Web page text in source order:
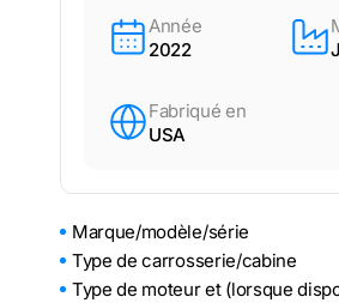
Année
2022
Fabriqué en
USA
Marque/modèle/série
Type de carrosserie/cabine
Type de moteur et (lorsque